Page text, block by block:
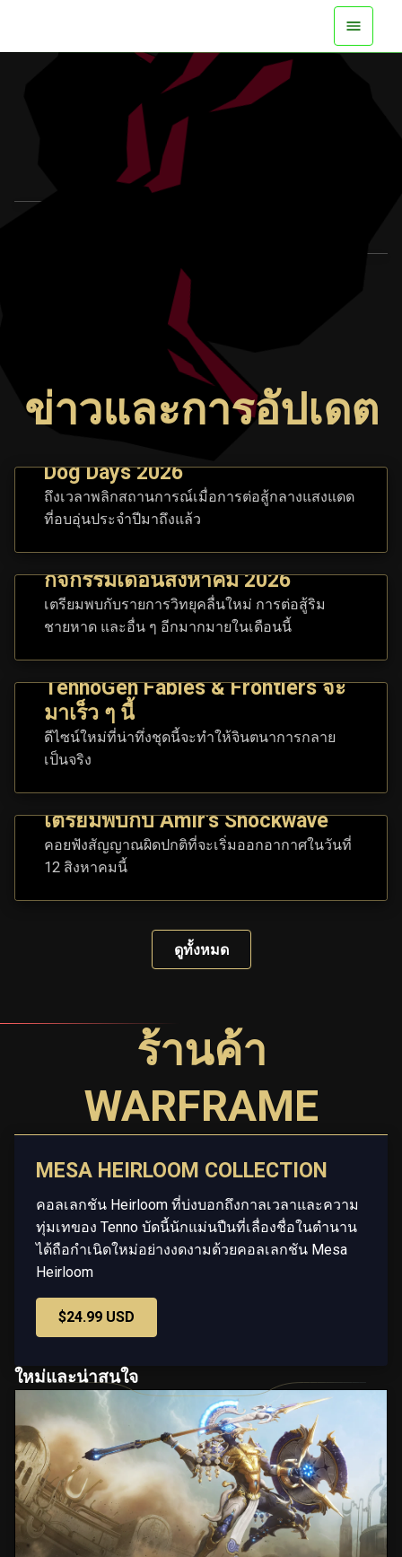
ข่าวและการอัปเดต
Dog Days 2026
ถึงเวลาพลิกสถานการณ์เมื่อการต่อสู้กลางแสงแดด
ที่อบอุ่นประจำปีมาถึงแล้ว
กิจกรรมเดือนสิงหาคม 2026
เตรียมพบกับรายการวิทยุคลื่นใหม่ การต่อสู้ริม
ชายหาด และอื่น ๆ อีกมากมายในเดือนนี้
TennoGen Fables & Frontiers จะ
มาเร็ว ๆ นี้
ดีไซน์ใหม่ที่น่าทึ่งชุดนี้จะทำให้จินตนาการกลาย
เป็นจริง
เตรียมพบกับ Amir's Shockwave
คอยฟังสัญญาณผิดปกติที่จะเริ่มออกอากาศในวันที่
12 สิงหาคมนี้
ดูทั้งหมด
ร้านค้า
WARFRAME
MESA HEIRLOOM COLLECTION
คอลเลกชัน Heirloom ที่บ่งบอกถึงกาลเวลาและความ
ทุ่มเทของ Tenno บัดนี้นักแม่นปืนที่เลื่องชื่อในตำนาน
ได้ถือกำเนิดใหม่อย่างงดงามด้วยคอลเลกชัน Mesa
Heirloom
$24.99 USD
ใหม่และน่าสนใจ